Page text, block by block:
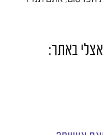
באתר: